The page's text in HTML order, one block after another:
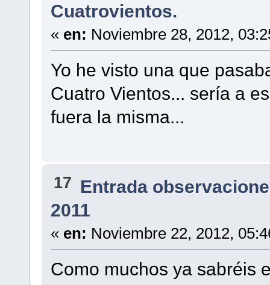
Cuatrovientos.
« en: Noviembre 28, 2012,
Yo he visto una que
Cuatro Vientos... sería a
fuera la misma...
17 Entrada
2011
« en: Noviembre 22, 2012,
Como muchos ya sabréis